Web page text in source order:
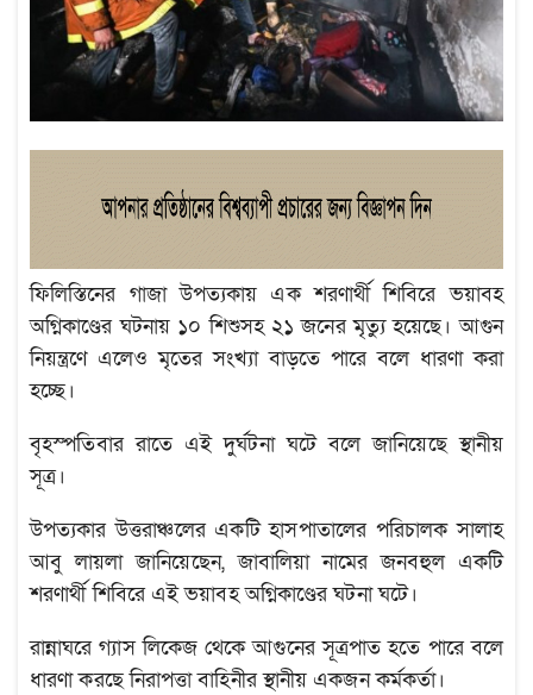
ফিলিস্তিনের গাজা উপত্যকায় এক শরণার্থী শিবিরে ভয়াবহ
অগ্নিকাণ্ডের ঘটনায় ১০ শিশুসহ ২১ জনের মৃত্যু হয়েছে। আগুন
নিয়ন্ত্রণে এলেও মৃতের সংখ্যা বাড়তে পারে বলে ধারণা করা
হচ্ছে।
বৃহস্পতিবার রাতে এই দুর্ঘটনা ঘটে বলে জানিয়েছে স্থানীয়
সূত্র।
উপত্যকার উত্তরাঞ্চলের একটি হাসপাতালের পরিচালক সালাহ
আবু লায়লা জানিয়েছেন, জাবালিয়া নামের জনবহুল একটি
শরণার্থী শিবিরে এই ভয়াবহ অগ্নিকাণ্ডের ঘটনা ঘটে।
রান্নাঘরে গ্যাস লিকেজ থেকে আগুনের সূত্রপাত হতে পারে বলে
ধারণা করছে নিরাপত্তা বাহিনীর স্থানীয় একজন কর্মকর্তা।